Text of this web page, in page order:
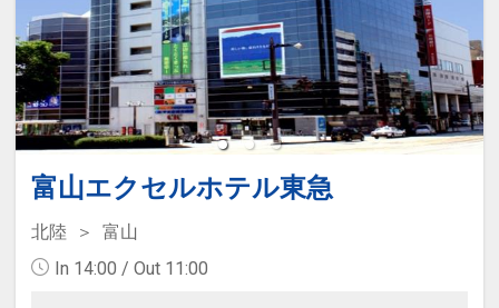
富山エクセルホテル東急
北陸
富山
In 14:00 / Out 11:00